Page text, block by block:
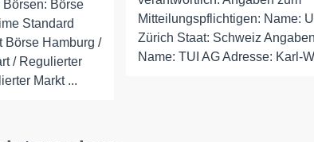
Börse
Standard
Börse Hamburg /
/ Regulierter
Markt ...
Mitteilungspflichtigen: Name:
Zürich Staat: Schweiz
Name: TUI AG Adresse: Karl-